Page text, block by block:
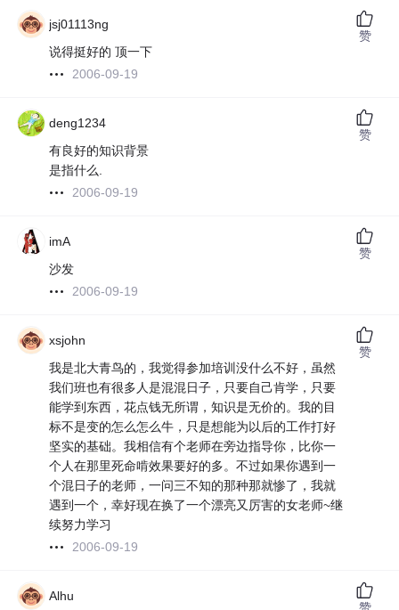
jsj01113ng
说得挺好的 顶一下
2006-09-19
赞
deng1234
有良好的知识背景
是指什么.
2006-09-19
赞
imA
沙发
2006-09-19
赞
xsjohn
我是北大青鸟的，我觉得参加培训没什么不好，虽然
我们班也有很多人是混混日子，只要自己肯学，只要
能学到东西，花点钱无所谓，知识是无价的。我的目
标不是变的怎么怎么牛，只是想能为以后的工作打好
坚实的基础。我相信有个老师在旁边指导你，比你一
个人在那里死命啃效果要好的多。不过如果你遇到一
个混日子的老师，一问三不知的那种那就惨了，我就
遇到一个，幸好现在换了一个漂亮又厉害的女老师~继
续努力学习
2006-09-19
赞
Alhu
赞